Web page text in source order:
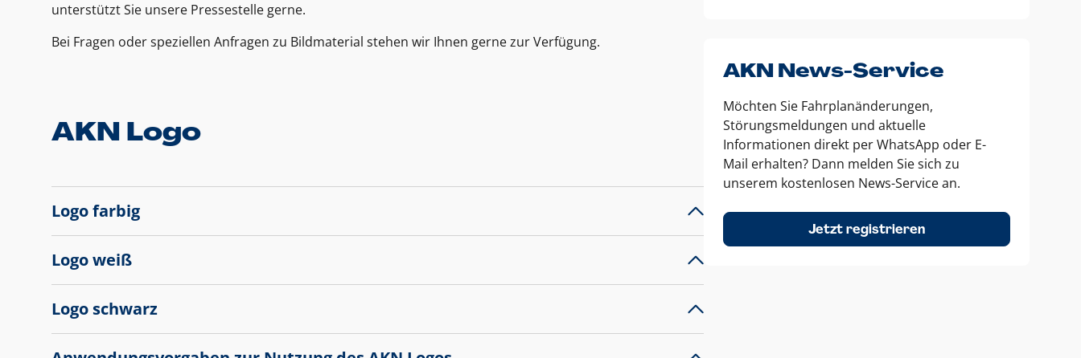
unterstützt Sie unsere Pressestelle gerne.
Bei Fragen oder speziellen Anfragen zu Bildmaterial stehen wir Ihnen gerne zur Verfügung.
AKN Logo
Logo farbig
Logo weiß
Logo schwarz
AKN News-Service
Möchten Sie Fahrplanänderungen,
Störungsmeldungen und aktuelle
Informationen direkt per WhatsApp oder E-
Mail erhalten? Dann melden Sie sich zu
unserem kostenlosen News-Service an.
Jetzt registrieren